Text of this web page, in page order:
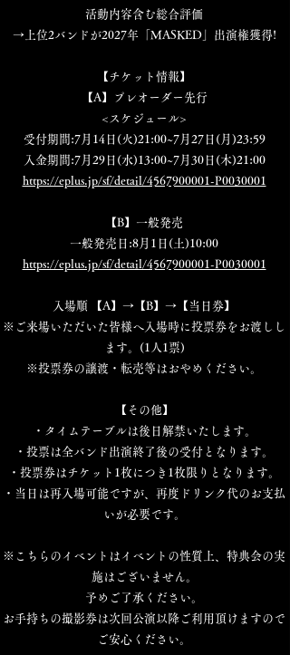
活動内容含む総合評価
→上位2バンドが2027年「MASKED」出演権獲得!
【チケット情報】
【A】プレオーダー先行
<スケジュール>
受付期間:7月14日(火)21:00~7月27日(月)23:59
入金期間:7月29日(水)13:00~7月30日(木)21:00
https://eplus.jp/sf/detail/4567900001-P0030001
【B】一般発売
一般発売日:8月1日(土)10:00
https://eplus.jp/sf/detail/4567900001-P0030001
入場順 【A】→【B】→【当日券】
※ご来場いただいた皆様へ入場時に投票券をお渡しし
ます。(1人1票)
※投票券の譲渡・転売等はおやめください。
【その他】
・タイムテーブルは後日解禁いたします。
・投票は全バンド出演終了後の受付となります。
・投票券はチケット1枚につき1枚限りとなります。
・当日は再入場可能ですが、再度ドリンク代のお支払
いが必要です。
※こちらのイベントはイベントの性質上、特典会の実
施はございません。
予めご了承ください。
お手持ちの撮影券は次回公演以降ご利用頂けますので
ご安心ください。